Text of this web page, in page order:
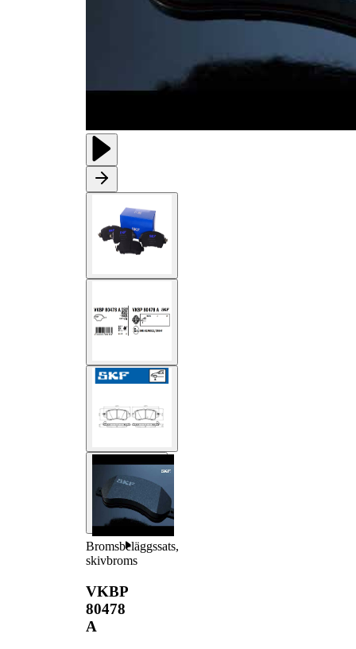
Bromsbeläggssats,
skivbroms
VKBP
80478
A